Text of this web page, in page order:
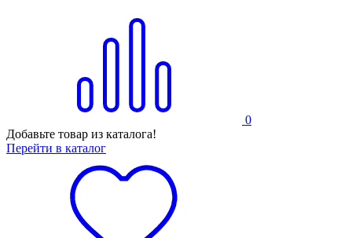
0
Добавьте товар из каталога!
Перейти в каталог